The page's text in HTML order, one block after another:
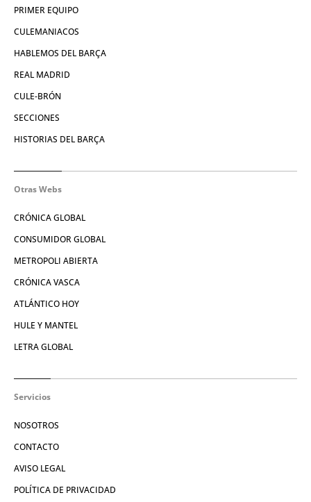
PRIMER EQUIPO
CULEMANIACOS
HABLEMOS DEL BARÇA
REAL MADRID
CULE-BRÓN
SECCIONES
HISTORIAS DEL BARÇA
Otras Webs
CRÓNICA GLOBAL
CONSUMIDOR GLOBAL
METROPOLI ABIERTA
CRÓNICA VASCA
ATLÁNTICO HOY
HULE Y MANTEL
LETRA GLOBAL
Servicios
NOSOTROS
CONTACTO
AVISO LEGAL
POLÍTICA DE PRIVACIDAD